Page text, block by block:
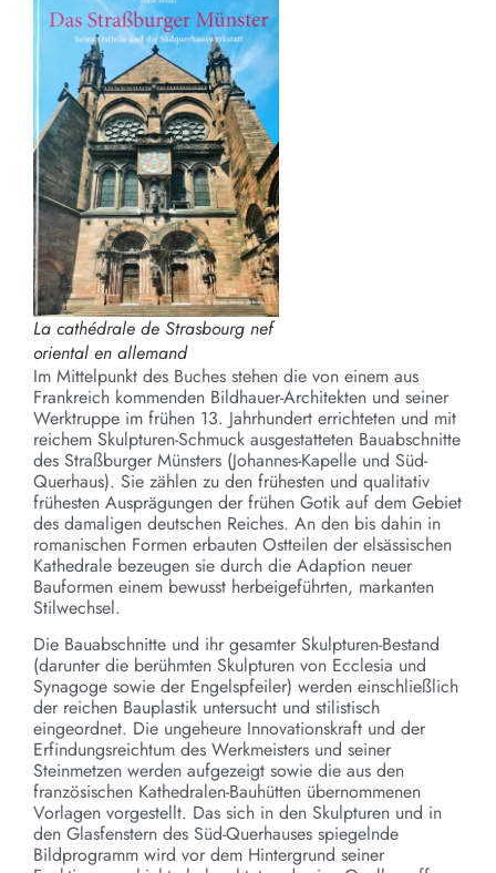
La cathédrale de Strasbourg nef
oriental en allemand
Im Mittelpunkt des Buches stehen die von einem aus
Frankreich kommenden Bildhauer-Architekten und seiner
Werktruppe im frühen 13. Jahrhundert errichteten und mit
reichem Skulpturen-Schmuck ausgestatteten Bauabschnitte
des Straßburger Münsters (Johannes-Kapelle und Süd-
Querhaus). Sie zählen zu den frühesten und qualitativ
frühesten Ausprägungen der frühen Gotik auf dem Gebiet
des damaligen deutschen Reiches. An den bis dahin in
romanischen Formen erbauten Ostteilen der elsässischen
Kathedrale bezeugen sie durch die Adaption neuer
Bauformen einem bewusst herbeigeführten, markanten
Stilwechsel.
Die Bauabschnitte und ihr gesamter Skulpturen-Bestand
(darunter die berühmten Skulpturen von Ecclesia und
Synagoge sowie der Engelspfeiler) werden einschließlich
der reichen Bauplastik untersucht und stilistisch
eingeordnet. Die ungeheure Innovationskraft und der
Erfindungsreichtum des Werkmeisters und seiner
Steinmetzen werden aufgezeigt sowie die aus den
französischen Kathedralen-Bauhütten übernommenen
Vorlagen vorgestellt. Das sich in den Skulpturen und in
den Glasfenstern des Süd-Querhauses spiegelnde
Bildprogramm wird vor dem Hintergrund seiner